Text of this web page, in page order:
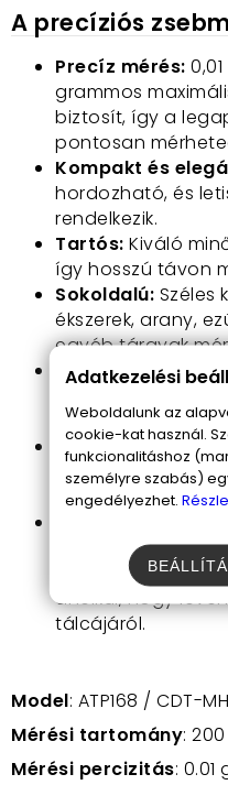
A precíziós
Precíz mérés:
grammos
biztosít, így a
pontosan
Kompakt és
hordozható, és
rendelkezik.
Tartós: Kiváló
így hosszú távon
Sokoldalú: Széles
ékszerek, arany,
egyéb tárgyak
Könnyen
olvasható a mért
Védőburkolattal
mérleg
megvédve a
mérlegeken,
összetevőt is
anélkül, hogy
tálcájáról.
Model: ATP168 / CDT-
Mérési tartomány:
Mérési percizitás: 0.01
Adatkezelési
Weboldalunk az
cookie-kat használ.
funkcionalitáshoz
személyre szabás)
engedélyezhet.